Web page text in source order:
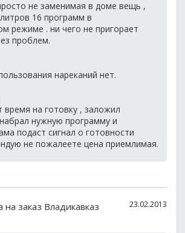
не заменимая в доме вещь ,
16 программ в
режиме . ни чего не пригорает
проблем.
нареканий нет.
на готовку , заложил
нужную программу и
подаст сигнал о готовности
не пожалеете цена приемлимая.
заказ Владикавказ 23.02.2013